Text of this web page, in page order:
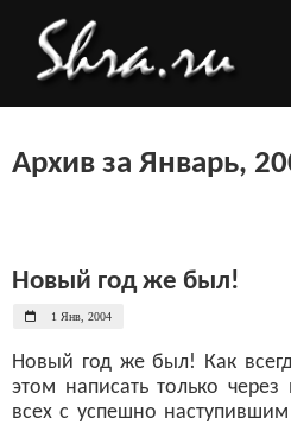
Архив за Январь,
Новый год же был!
1 Янв, 2004
Новый год же был! Как
этом написать только
всех с успешно